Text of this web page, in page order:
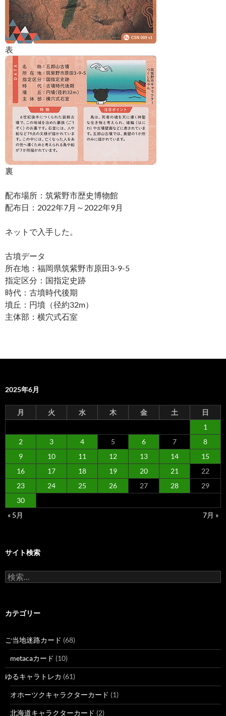
表
裏
配布場所：筑紫野市歴史博物館
配布日：2022年7月～2022年9月
ネットで入手した。
古墳データ
所在地：福岡県筑紫野市原田3-9-5
指定区分：国指定史跡
時代：古墳時代後期
墳丘：円墳（径約32m）
主体部：横穴式石室
2025年6月
月 火 水 木 金 土
日
1
2
3 4 5 6 7
8
9
10 11 12 13 14
15
16
17 18 19 20 21
22
23
24 25 26 27 28
29
30
« 5月
7月 »
サイト検索
検
索:
カテゴリー
ご当地迷路カード (68)
metacaカード (10)
ゆるキャラトレカ (61)
オホーツクキャラクターカード (1)
北海道キャラクターカード (2)